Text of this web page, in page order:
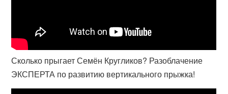
Сколько прыгает Семён Кругликов? Разоблачение
ЭКСПЕРТА по развитию вертикального прыжка!